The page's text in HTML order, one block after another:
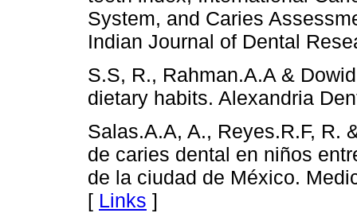
System, and Caries
Indian Journal of Dental
S.S, R., Rahman.A.A &
dietary habits. Alexandria
Salas.A.A, A., Reyes.R.F, R.
de caries dental en niños
de la ciudad de México.
[ Links ]